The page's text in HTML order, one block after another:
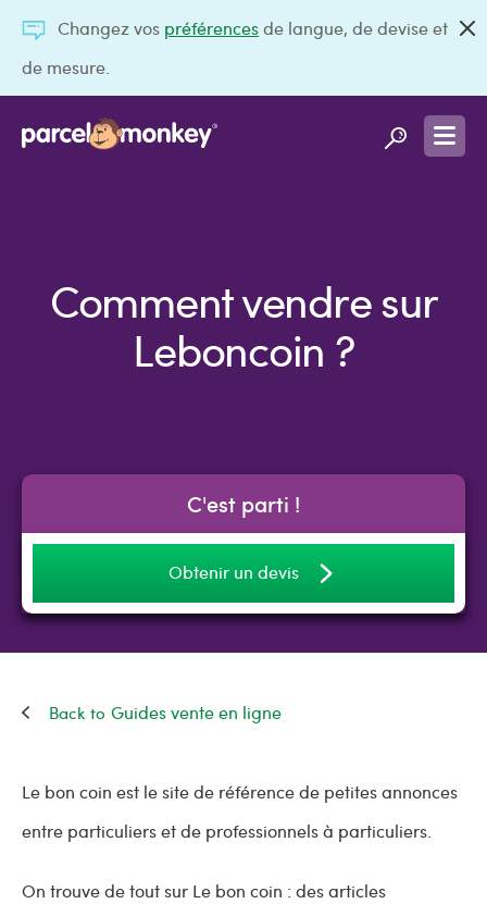
Changez vos préférencesde langue, de devise et
de mesure.
Comment vendre sur
Leboncoin ?
C'est parti !
Obtenir un devis
Guides vente en ligne
Le bon coin est le site de référence de petites annonces
entre particuliers et de professionnels à particuliers.
On trouve de tout sur Le bon coin : des articles